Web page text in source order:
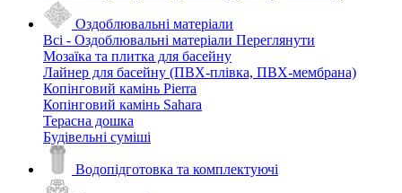
Оздоблювальні матеріали
Всі - Оздоблювальні матеріали Переглянути
Мозаїка та плитка для басейну
Лайнер для басейну (ПВХ-плівка, ПВХ-мембрана)
Копінговий камінь Pierra
Копінговий камінь Sahara
Терасна дошка
Будівельні суміші
Водопідготовка та комплектуючі